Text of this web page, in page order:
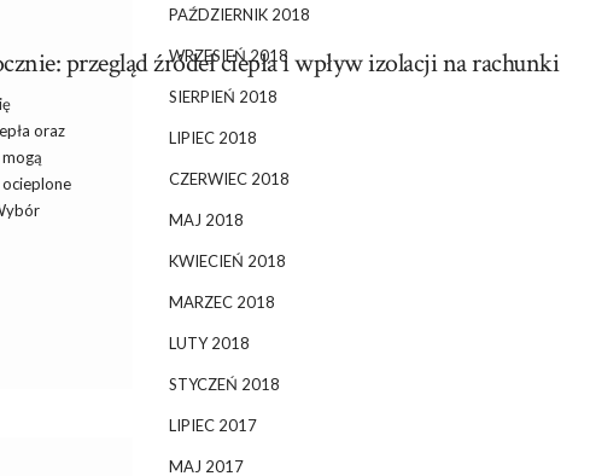
przegląd źródeł ciepła i wpływ izolacji na rachunki
oraz
PAŹDZIERNIK 2018
WRZESIEŃ 2018
SIERPIEŃ 2018
LIPIEC 2018
CZERWIEC 2018
MAJ 2018
KWIECIEŃ 2018
MARZEC 2018
LUTY 2018
STYCZEŃ 2018
LIPIEC 2017
MAJ 2017